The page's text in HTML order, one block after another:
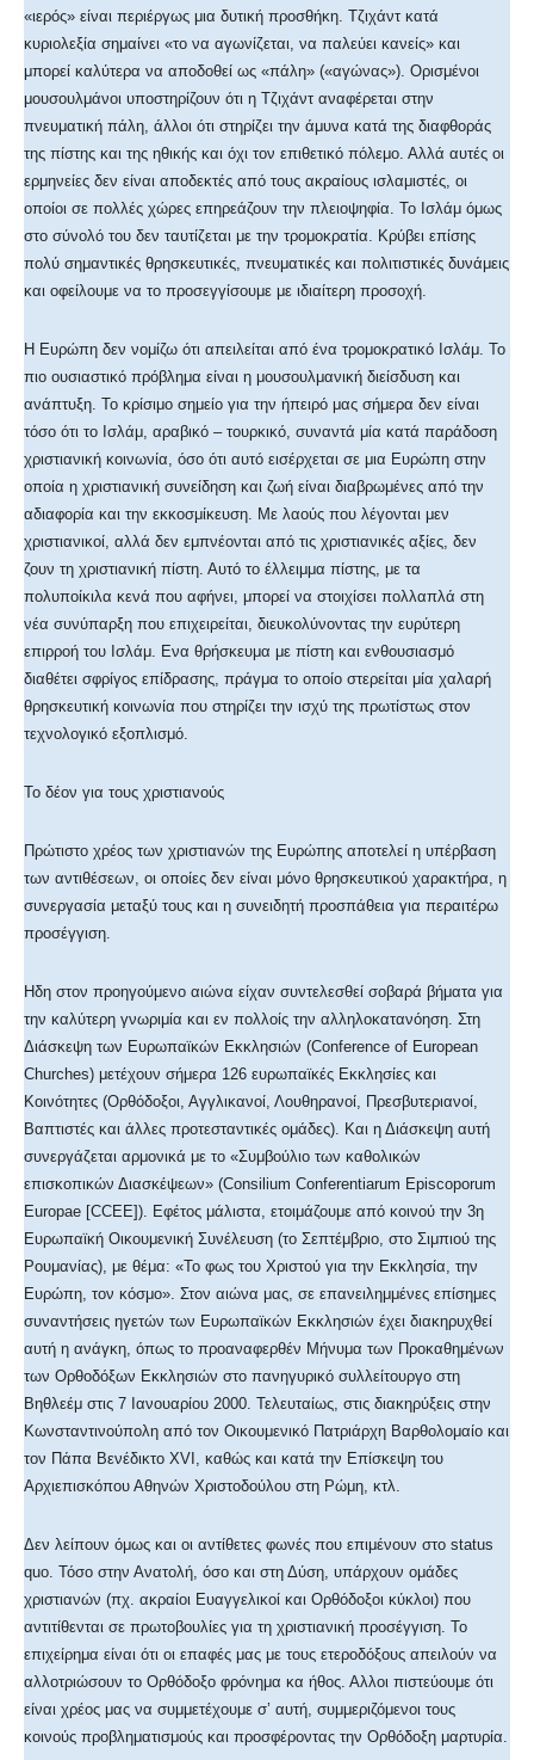
«ιερός» είναι περιέργως μια δυτική προσθήκη. Τζιχάντ κατά
κυριολεξία σημαίνει «το να αγωνίζεται, να παλεύει κανείς» και
μπορεί καλύτερα να αποδοθεί ως «πάλη» («αγώνας»). Ορισμένοι
μουσουλμάνοι υποστηρίζουν ότι η Τζιχάντ αναφέρεται στην
πνευματική πάλη, άλλοι ότι στηρίζει την άμυνα κατά της διαφθοράς
της πίστης και της ηθικής και όχι τον επιθετικό πόλεμο. Αλλά αυτές οι
ερμηνείες δεν είναι αποδεκτές από τους ακραίους ισλαμιστές, οι
οποίοι σε πολλές χώρες επηρεάζουν την πλειοψηφία. Το Ισλάμ όμως
στο σύνολό του δεν ταυτίζεται με την τρομοκρατία. Κρύβει επίσης
πολύ σημαντικές θρησκευτικές, πνευματικές και πολιτιστικές δυνάμεις
και οφείλουμε να το προσεγγίσουμε με ιδιαίτερη προσοχή.
Η Ευρώπη δεν νομίζω ότι απειλείται από ένα τρομοκρατικό Ισλάμ. Το
πιο ουσιαστικό πρόβλημα είναι η μουσουλμανική διείσδυση και
ανάπτυξη. Το κρίσιμο σημείο για την ήπειρό μας σήμερα δεν είναι
τόσο ότι το Ισλάμ, αραβικό – τουρκικό, συναντά μία κατά παράδοση
χριστιανική κοινωνία, όσο ότι αυτό εισέρχεται σε μια Ευρώπη στην
οποία η χριστιανική συνείδηση και ζωή είναι διαβρωμένες από την
αδιαφορία και την εκκοσμίκευση. Με λαούς που λέγονται μεν
χριστιανικοί, αλλά δεν εμπνέονται από τις χριστιανικές αξίες, δεν
ζουν τη χριστιανική πίστη. Αυτό το έλλειμμα πίστης, με τα
πολυποίκιλα κενά που αφήνει, μπορεί να στοιχίσει πολλαπλά στη
νέα συνύπαρξη που επιχειρείται, διευκολύνοντας την ευρύτερη
επιρροή του Ισλάμ. Ενα θρήσκευμα με πίστη και ενθουσιασμό
διαθέτει σφρίγος επίδρασης, πράγμα το οποίο στερείται μία χαλαρή
θρησκευτική κοινωνία που στηρίζει την ισχύ της πρωτίστως στον
τεχνολογικό εξοπλισμό.
Το δέον για τους χριστιανούς
Πρώτιστο χρέος των χριστιανών της Ευρώπης αποτελεί η υπέρβαση
των αντιθέσεων, οι οποίες δεν είναι μόνο θρησκευτικού χαρακτήρα, η
συνεργασία μεταξύ τους και η συνειδητή προσπάθεια για περαιτέρω
προσέγγιση.
Ηδη στον προηγούμενο αιώνα είχαν συντελεσθεί σοβαρά βήματα για
την καλύτερη γνωριμία και εν πολλοίς την αλληλοκατανόηση. Στη
Διάσκεψη των Ευρωπαϊκών Εκκλησιών (Conference of European
Churches) μετέχουν σήμερα 126 ευρωπαϊκές Εκκλησίες και
Κοινότητες (Ορθόδοξοι, Αγγλικανοί, Λουθηρανοί, Πρεσβυτεριανοί,
Βαπτιστές και άλλες προτεσταντικές ομάδες). Και η Διάσκεψη αυτή
συνεργάζεται αρμονικά με το «Συμβούλιο των καθολικών
επισκοπικών Διασκέψεων» (Consilium Conferentiarum Episcoporum
Europae [CCEE]). Εφέτος μάλιστα, ετοιμάζουμε από κοινού την 3η
Ευρωπαϊκή Οικουμενική Συνέλευση (το Σεπτέμβριο, στο Σιμπιού της
Ρουμανίας), με θέμα: «Το φως του Χριστού για την Εκκλησία, την
Ευρώπη, τον κόσμο». Στον αιώνα μας, σε επανειλημμένες επίσημες
συναντήσεις ηγετών των Ευρωπαϊκών Εκκλησιών έχει διακηρυχθεί
αυτή η ανάγκη, όπως το προαναφερθέν Μήνυμα των Προκαθημένων
των Ορθοδόξων Εκκλησιών στο πανηγυρικό συλλείτουργο στη
Βηθλεέμ στις 7 Ιανουαρίου 2000. Τελευταίως, στις διακηρύξεις στην
Κωνσταντινούπολη από τον Οικουμενικό Πατριάρχη Βαρθολομαίο και
τον Πάπα Βενέδικτο XVI, καθώς και κατά την Επίσκεψη του
Αρχιεπισκόπου Αθηνών Χριστοδούλου στη Ρώμη, κτλ.
Δεν λείπουν όμως και οι αντίθετες φωνές που επιμένουν στο status
quo. Τόσο στην Ανατολή, όσο και στη Δύση, υπάρχουν ομάδες
χριστιανών (πχ. ακραίοι Ευαγγελικοί και Ορθόδοξοι κύκλοι) που
αντιτίθενται σε πρωτοβουλίες για τη χριστιανική προσέγγιση. Το
επιχείρημα είναι ότι οι επαφές μας με τους ετεροδόξους απειλούν να
αλλοτριώσουν το Ορθόδοξο φρόνημα κα ήθος. Αλλοι πιστεύουμε ότι
είναι χρέος μας να συμμετέχουμε σ’ αυτή, συμμεριζόμενοι τους
κοινούς προβληματισμούς και προσφέροντας την Ορθόδοξη μαρτυρία.